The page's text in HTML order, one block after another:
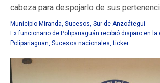
cabeza para despojarlo de sus
Municipio Miranda Sucesos Sur de Anzoátegui
Ex funcionario de Polipariaguán recibió disparo en la
Polipariaguan Sucesos nacionales ,ticker